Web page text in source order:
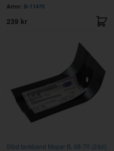
Artnr: B-11470
239 kr
Stöd tankband Mopar B, 68-70 (2/bil)